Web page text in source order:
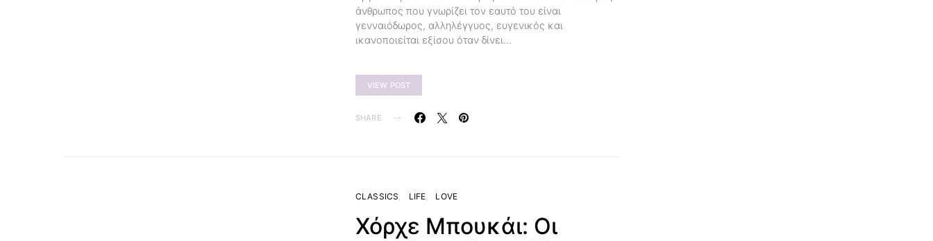
άνθρωπος που γνωρίζει τον εαυτό του είναι
γενναιόδωρος, αλληλέγγυος, ευγενικός και
ικανοποιείται εξίσου όταν δίνει…
VIEW POST
SHARE
CLASSICS LIFE LOVE
Χόρχε Μπουκάι: Οι